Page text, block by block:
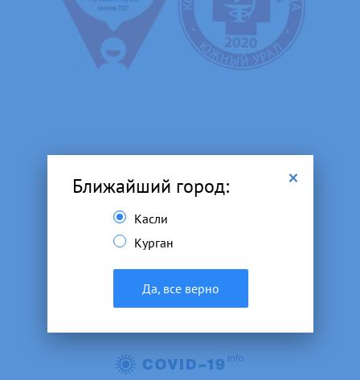
Важно: про коронавирус
Ближайший город: ×
Касли
Курган
Да, все верно